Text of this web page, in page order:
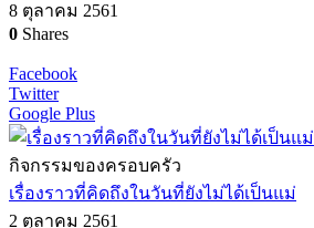
8 ตุลาคม 2561
0 Shares
Facebook
Twitter
Google Plus
กิจกรรมของครอบครัว
เรื่องราวที่คิดถึงในวันที่ยังไม่ได้เป็นแม่
2 ตุลาคม 2561